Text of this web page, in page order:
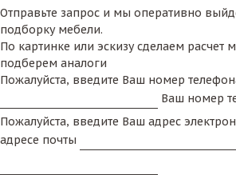
Отправьте запрос и мы оперативно
подборку мебели.
По картинке или эскизу сделаем расчет
подберем аналоги
Пожалуйста, введите Ваш номер
Ваш номер
Пожалуйста, введите Ваш адрес
адресе почты